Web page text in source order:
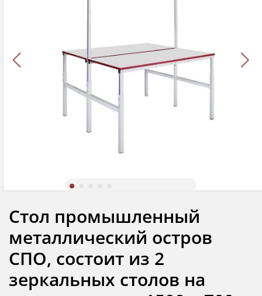
Стол промышленный
металлический остров
СПО, состоит из 2
зеркальных столов на